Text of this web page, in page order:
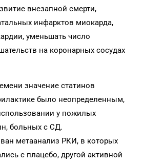
внезапной смерти,
инфарктов миокарда,
уменьшать число
на коронарных сосудах
значение статинов
было неопределенным,
у пожилых
больных с СД.
метаанализ РКИ, в которых
с плацебо, другой активной